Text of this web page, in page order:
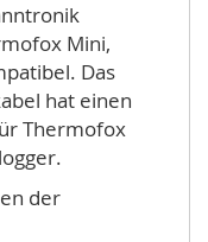
Mini,
Das
hat einen
Thermofox
der